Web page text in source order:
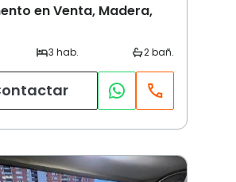
en Venta, Madera,